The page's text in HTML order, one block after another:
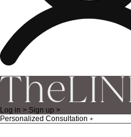
Log in > Sign up >
Personalized Consultation